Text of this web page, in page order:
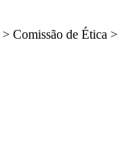
> Comissão de Ética >